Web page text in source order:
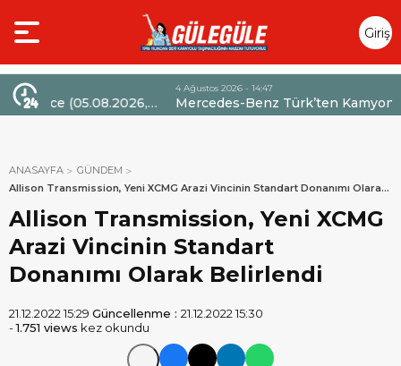
Giriş
Yap
Mercedes-Benz Türk’ten Kamyon Servis
Sözleşmelerinde 36 Aya Varan Taksit İmkânı
ANASAYFA
GÜNDEM
Allison Transmission, Yeni XCMG Arazi Vincinin Standart Donanımı Olarak
Belirlendi
Allison Transmission, Yeni XCMG
Arazi Vincinin Standart
Donanımı Olarak Belirlendi
21.12.2022 15:29 Güncellenme : 21.12.2022 15:30
-1.751 views kez okundu